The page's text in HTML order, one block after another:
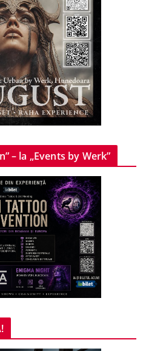
– la „Events by Werk”